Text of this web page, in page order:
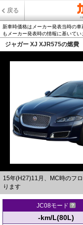
戻る
新車時価格はメーカー発表当時の
もメーカー発表時の情報に基いてい
ジャガー XJ XJR575の燃費
15年(H27)11月、MC時のフ
ります
JC08モード
-km/L(80L)